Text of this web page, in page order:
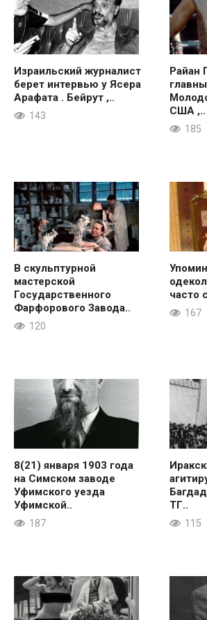
Израильский журналист
берет интервью у Ясера
Арафата . Бейрут ,..
143
Райан
США ,..
185
В скульптурной
мастерской
Государственного
Фарфорового Завода..
120
часто
167
8(21) января 1903 года
на Симском заводе
Уфимского уезда
Уфимской..
187
ТГ..
115